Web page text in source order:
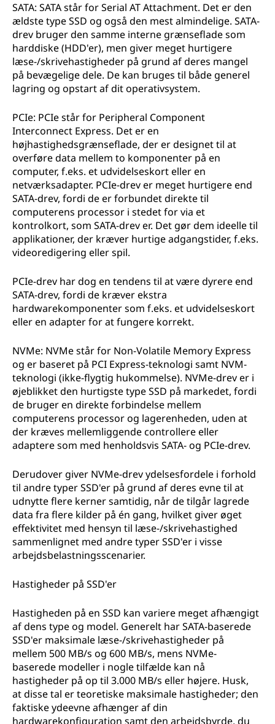
SATA: SATA står for Serial AT Attachment. Det er den
ældste type SSD og også den mest almindelige. SATA-
drev bruger den samme interne grænseflade som
harddiske (HDD'er), men giver meget hurtigere
læse-/skrivehastigheder på grund af deres mangel
på bevægelige dele. De kan bruges til både generel
lagring og opstart af dit operativsystem.
PCIe: PCIe står for Peripheral Component
Interconnect Express. Det er en
højhastighedsgrænseflade, der er designet til at
overføre data mellem to komponenter på en
computer, f.eks. et udvidelseskort eller en
netværksadapter. PCIe-drev er meget hurtigere end
SATA-drev, fordi de er forbundet direkte til
computerens processor i stedet for via et
kontrolkort, som SATA-drev er. Det gør dem ideelle til
applikationer, der kræver hurtige adgangstider, f.eks.
videoredigering eller spil.
PCIe-drev har dog en tendens til at være dyrere end
SATA-drev, fordi de kræver ekstra
hardwarekomponenter som f.eks. et udvidelseskort
eller en adapter for at fungere korrekt.
NVMe: NVMe står for Non-Volatile Memory Express
og er baseret på PCI Express-teknologi samt NVM-
teknologi (ikke-flygtig hukommelse). NVMe-drev er i
øjeblikket den hurtigste type SSD på markedet, fordi
de bruger en direkte forbindelse mellem
computerens processor og lagerenheden, uden at
der kræves mellemliggende controllere eller
adaptere som med henholdsvis SATA- og PCIe-drev.
Derudover giver NVMe-drev ydelsesfordele i forhold
til andre typer SSD'er på grund af deres evne til at
udnytte flere kerner samtidig, når de tilgår lagrede
data fra flere kilder på én gang, hvilket giver øget
effektivitet med hensyn til læse-/skrivehastighed
sammenlignet med andre typer SSD'er i visse
arbejdsbelastningsscenarier.
Hastigheder på SSD'er
Hastigheden på en SSD kan variere meget afhængigt
af dens type og model. Generelt har SATA-baserede
SSD'er maksimale læse-/skrivehastigheder på
mellem 500 MB/s og 600 MB/s, mens NVMe-
baserede modeller i nogle tilfælde kan nå
hastigheder på op til 3.000 MB/s eller højere. Husk,
at disse tal er teoretiske maksimale hastigheder; den
faktiske ydeevne afhænger af din
hardwarekonfiguration samt den arbejdsbyrde, du